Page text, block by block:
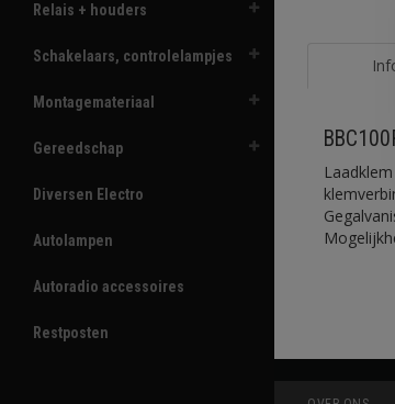
Relais + houders
Schakelaars, controlelampjes
Montagemateriaal
Gereedschap
Diversen Electro
Autolampen
Autoradio accessoires
Restposten